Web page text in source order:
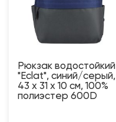
Рюкзак водостойкий
"Eclat", синий/серый,
43 x 31 x 10 см, 100%
полиэстер 600D